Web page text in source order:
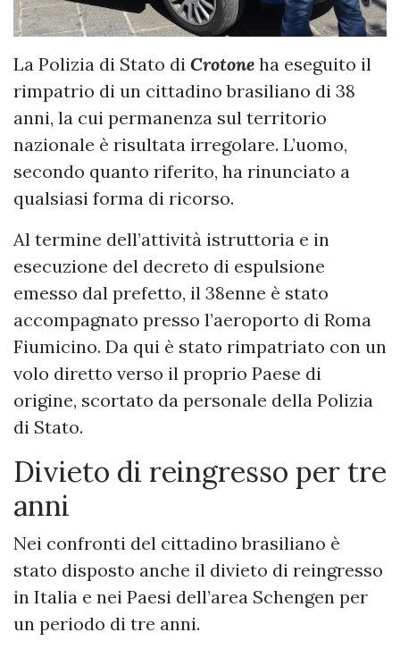
La Polizia di Stato di Crotone ha eseguito il
rimpatrio di un cittadino brasiliano di 38
anni, la cui permanenza sul territorio
nazionale è risultata irregolare. L’uomo,
secondo quanto riferito, ha rinunciato a
qualsiasi forma di ricorso.
Al termine dell’attività istruttoria e in
esecuzione del decreto di espulsione
emesso dal prefetto, il 38enne è stato
accompagnato presso l’aeroporto di Roma
Fiumicino. Da qui è stato rimpatriato con un
volo diretto verso il proprio Paese di
origine, scortato da personale della Polizia
di Stato.
Divieto di reingresso per tre
anni
Nei confronti del cittadino brasiliano è
stato disposto anche il divieto di reingresso
in Italia e nei Paesi dell’area Schengen per
un periodo di tre anni.